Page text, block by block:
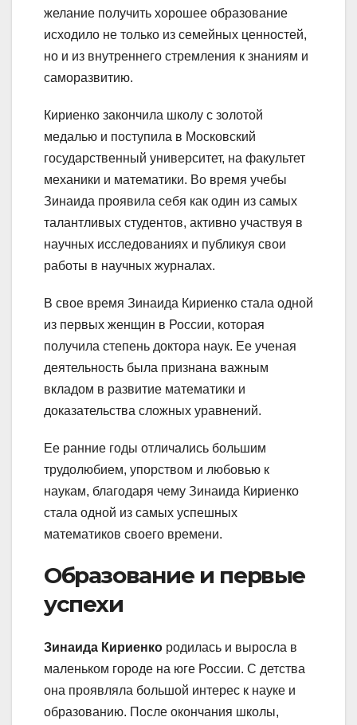
желание получить хорошее образование
исходило не только из семейных ценностей,
но и из внутреннего стремления к знаниям и
саморазвитию.
Кириенко закончила школу с золотой
медалью и поступила в Московский
государственный университет, на факультет
механики и математики. Во время учебы
Зинаида проявила себя как один из самых
талантливых студентов, активно участвуя в
научных исследованиях и публикуя свои
работы в научных журналах.
В свое время Зинаида Кириенко стала одной
из первых женщин в России, которая
получила степень доктора наук. Ее ученая
деятельность была признана важным
вкладом в развитие математики и
доказательства сложных уравнений.
Ее ранние годы отличались большим
трудолюбием, упорством и любовью к
наукам, благодаря чему Зинаида Кириенко
стала одной из самых успешных
математиков своего времени.
Образование и первые
успехи
Зинаида Кириенко родилась и выросла в
маленьком городе на юге России. С детства
она проявляла большой интерес к науке и
образованию. После окончания школы,